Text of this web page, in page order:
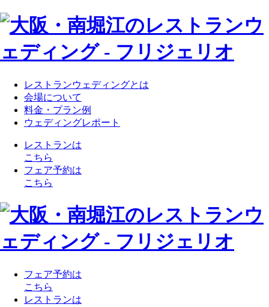
レストランウェディングとは
会場について
料金・プラン例
ウェディングレポート
レストランは
こちら
フェア予約は
こちら
フェア予約は
こちら
レストランは